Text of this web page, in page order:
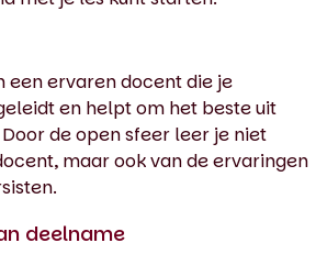
een ervaren docent die je
en helpt om het beste uit
de open sfeer leer je niet
maar ook van de ervaringen
deelname